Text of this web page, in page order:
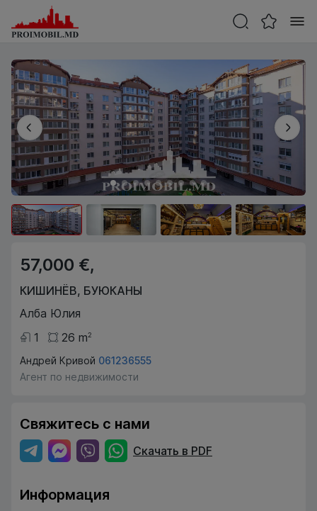
57,000 €,
КИШИНЁВ, БУЮКАНЫ
Алба Юлия
1
26 m2
Андрей Кривой 061236555
Агент по недвижимости
Свяжитесь с нами
Скачать в PDF
Информация